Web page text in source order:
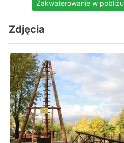
Zakwaterowanie w pobliżu
Zdjęcia